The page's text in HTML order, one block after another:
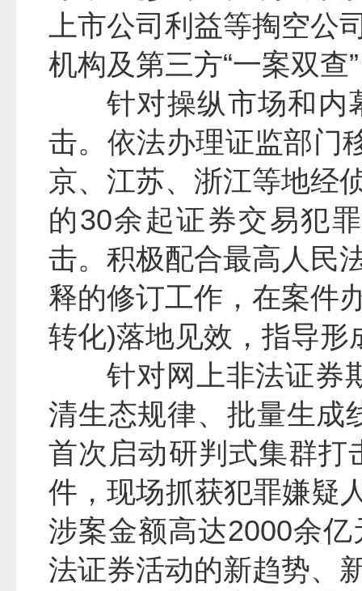
上市公司利益等掏空
机构及第三方“一案双
针对操纵市场和内
击。依法办理证监部门
京、江苏、浙江等地经
的30余起证券交易犯
击。积极配合最高人民
释的修订工作，在案件
转化)落地见效，指导形
针对网上非法证券
清生态规律、批量生成
首次启动研判式集群打
件，现场抓获犯罪嫌疑
涉案金额高达2000余
法证券活动的新趋势、